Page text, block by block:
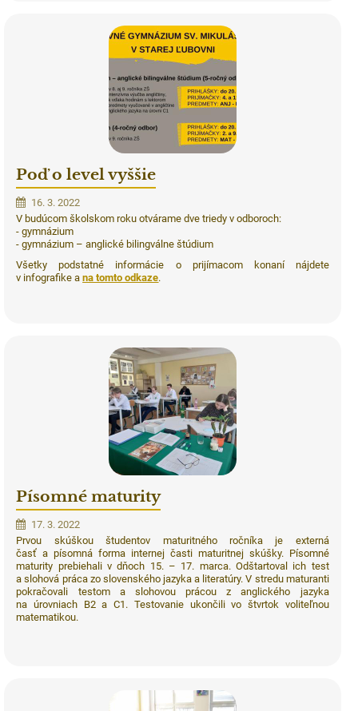
Poď o level vyššie
16. 3. 2022
V budúcom školskom roku otvárame dve triedy v odboroch:
- gymnázium
- gymnázium – anglické bilingválne štúdium
Všetky podstatné informácie o prijímacom konaní nájdete
v infografike ana tomto odkaze.
Písomné maturity
17. 3. 2022
Prvou skúškou študentov maturitného ročníka je externá
časť a písomná forma internej časti maturitnej skúšky. Písomné
maturity prebiehali v dňoch 15. – 17. marca. Odštartoval ich test
a slohová práca zo slovenského jazyka a literatúry. V stredu maturanti
pokračovali testom a slohovou prácou z anglického jazyka
na úrovniach B2 a C1. Testovanie ukončili vo štvrtok voliteľnou
matematikou.